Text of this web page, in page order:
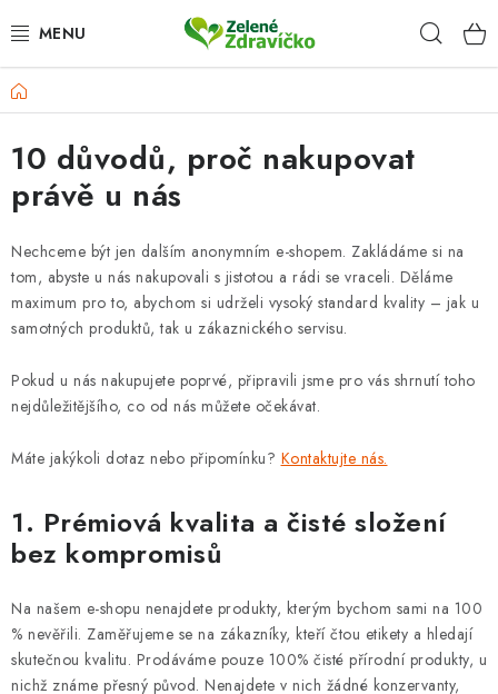
na
DOPLŇKY STRAVY
ZRNKOVÁ KÁVA
KRÁSNÝ DOMOV
TIPY NA DÁREK
VĚRNOSTNÍ PROGRAM
HODNOCENÍ OBCHODU
Proč nakupovat u nás Doprava a platba
Kontakt
Vrácení zboží a reklamace
Domů
10 důvodů, proč nakupovat
právě u nás
Nechceme být jen dalším anonymním e-shopem. Zakládáme si na
tom, abyste u nás nakupovali s jistotou a rádi se vraceli. Děláme
maximum pro to, abychom si udrželi vysoký standard kvality – jak u
samotných produktů, tak u zákaznického servisu.
Pokud u nás nakupujete poprvé, připravili jsme pro vás shrnutí toho
nejdůležitějšího, co od nás můžete očekávat.
Máte jakýkoli dotaz nebo připomínku? Kontaktujte nás.
1. Prémiová kvalita a čisté složení
bez kompromisů
Na našem e-shopu nenajdete produkty, kterým bychom sami na 100
% nevěřili. Zaměřujeme se na zákazníky, kteří čtou etikety a hledají
skutečnou kvalitu. Prodáváme pouze 100% čisté přírodní produkty, u
nichž známe přesný původ. Nenajdete v nich žádné konzervanty,